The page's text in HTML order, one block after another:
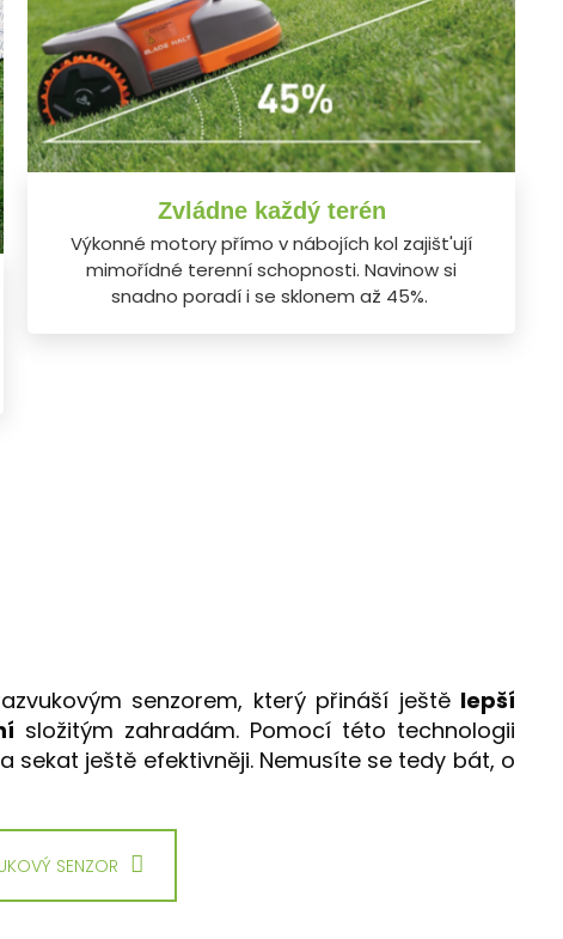
Zvládne každý terén
Výkonné motory přímo v nábojích kol zajišt'ují
mimořídné terenní schopnosti. Navinow si
snadno poradí i se sklonem až 45%.
senzorem, který přináší ještě lepší
složitým zahradám. Pomocí této technologii
sekat ještě efektivněji. Nemusíte se tedy bát, o
SENZOR